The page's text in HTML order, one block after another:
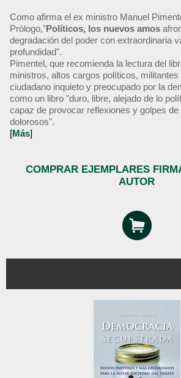
Como afirma el ex ministro Manuel
Prólogo,"Políticos, los nuevos amos
degradación del poder con extraordinaria
profundidad".
Pimentel, que recomienda la lectura del
ministros, altos cargos políticos, militantes
ciudadano inquieto y preocupado por la
como un libro "duro, libre, alejado de lo
capaz de provocar reflexiones y golpes
dolorosos".
[Más]
COMPRAR EJEMPLARES
AUTOR